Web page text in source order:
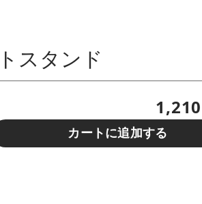
スタンド
カートに追加する